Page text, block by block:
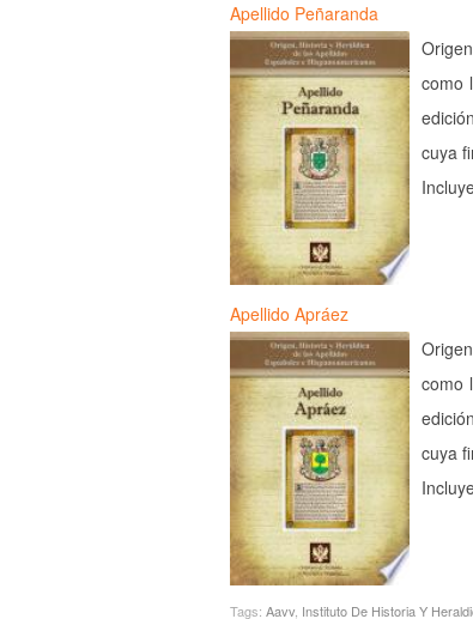
Apellido Peñaranda
como
cuya
Apellido Apráez
como
cuya
Tags: Aavv, Instituto De Historia Y